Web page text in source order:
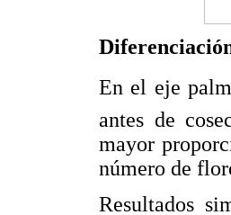
En el eje
antes de
mayor
número de
Resultados